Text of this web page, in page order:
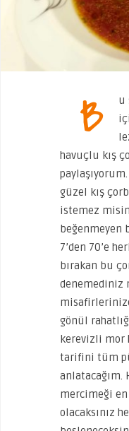
B
u
havuçlu kış
güzel kış
istemez
beğenmeyen
7’den 70’e
bırakan bu
denemediniz
gönül
kerevizli mor
tarifini tüm
anlatacağım.
mercimeği
olacaksınız